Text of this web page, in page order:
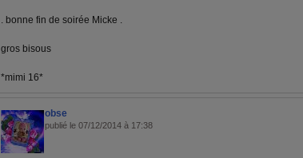
. bonne fin de soirée Micke .
gros bisous
*mimi 16*
obse
publié le 07/12/2014 à 17:38